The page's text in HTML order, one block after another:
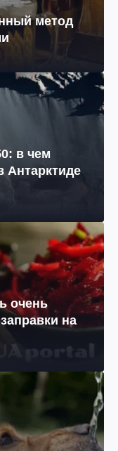
метод
в чем
Антарктиде
очень
на